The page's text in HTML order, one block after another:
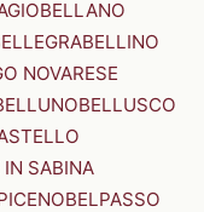
BELLANO
BELLINO
NOVARESE
BELLUSCO
SABINA
BELPASSO